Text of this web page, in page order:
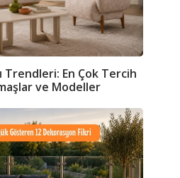
Trendleri: En Çok Tercih
ve Modeller